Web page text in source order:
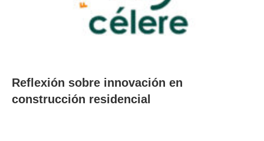
Reflexión sobre innovación en
construcción residencial